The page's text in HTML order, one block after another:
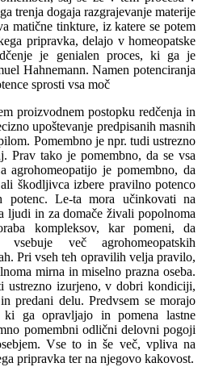
trenja dogaja razgrajevanje materije
matične tinkture, iz katere se potem
pripravka, delajo v homeopatske
je genialen proces, ki ga je
Hahnemann. Namen potenciranja
sprosti vsa moč
proizvodnem postopku redčenja in
upoštevanje predpisanih masnih
Pomembno je npr. tudi ustrezno
Prav tako je pomembno, da se vsa
agrohomeopatijo je pomembno, da
škodljivca izbere pravilno potenco
potenc. Le-ta mora učinkovati na
ljudi in za domače živali popolnoma
kompleksov, kar pomeni, da
vsebuje več agrohomeopatskih
Pri vseh teh opravilih velja pravilo,
mirna in miselno prazna oseba.
ustrezno izurjeno, v dobri kondiciji,
predani delu. Predvsem se morajo
ki ga opravljajo in pomena lastne
pomembni odlični delovni pogoji
Vse to in še več, vpliva na
pripravka ter na njegovo kakovost.